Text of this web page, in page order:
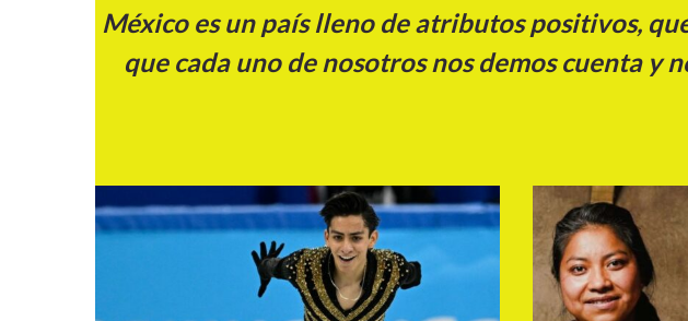
México es un país lleno de atributos positivos,
que cada uno de nosotros nos demos cuenta y